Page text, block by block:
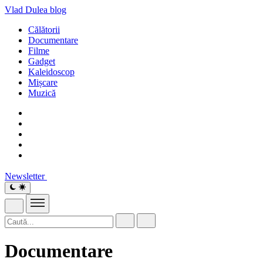
Vlad Dulea blog
Călătorii
Documentare
Filme
Gadget
Kaleidoscop
Mișcare
Muzică
Newsletter
Documentare